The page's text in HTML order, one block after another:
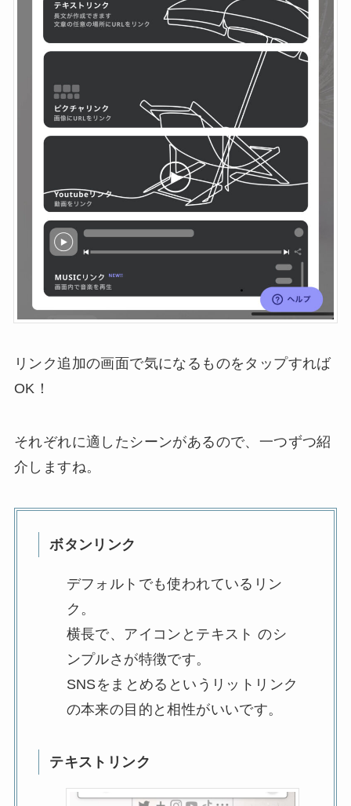
リンク追加の画面で気になるものをタップすれば
OK！
それぞれに適したシーンがあるので、一つずつ紹
介しますね。
ボタンリンク
デフォルトでも使われているリン
ク。
横長で、アイコンとテキスト のシ
ンプルさが特徴です。
SNSをまとめるというリットリンク
の本来の目的と相性がいいです。
テキストリンク